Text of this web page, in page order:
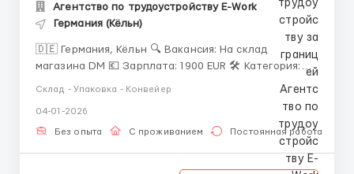
Агентство по трудоустройству E-Work
Германия (Кёльн)
🇩🇪 Германия, Кёльн 🔍 Вакансия: На склад
магазина DM 💶 Зарплата: 1900 EUR 🛠 Категория:
Різноробочий ℹ️ Детальная информация: Приезд на
Кандидаты под параграф живут 2 недели бесплатно
и ждут параграф , потом выход на работу ) 📒
Склад - Упаковка - Конвейер
04-01-2026
Без опыта С проживанием Постоянная работа